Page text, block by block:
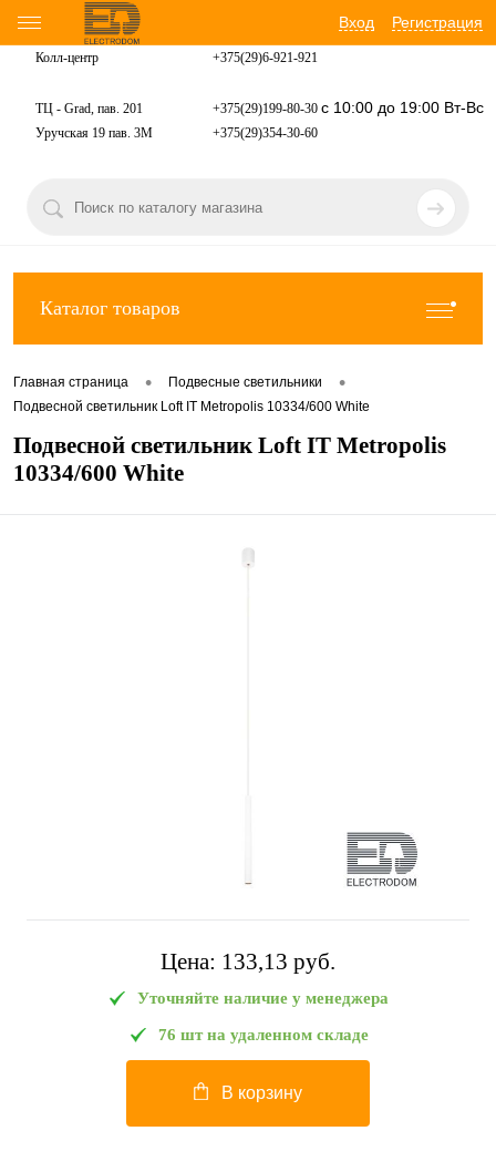
Вход Регистрация
Колл-центр +375(29)6-921-921
ТЦ - Grad, пав. 201 +375(29)199-80-30 с 10:00 до 19:00 Вт-Вс
Уручская 19 пав. 3М +375(29)354-30-60
Каталог товаров
Главная страница • Подвесные светильники •
Подвесной светильник Loft IT Metropolis 10334/600 White
Подвесной светильник Loft IT Metropolis
10334/600 White
Цена: 133,13 pуб.
Уточняйте наличие у менеджера
76 шт на удаленном складе
В корзину